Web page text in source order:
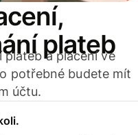
plateb
plateb a placení ve
potřebné budete mít
účtu.